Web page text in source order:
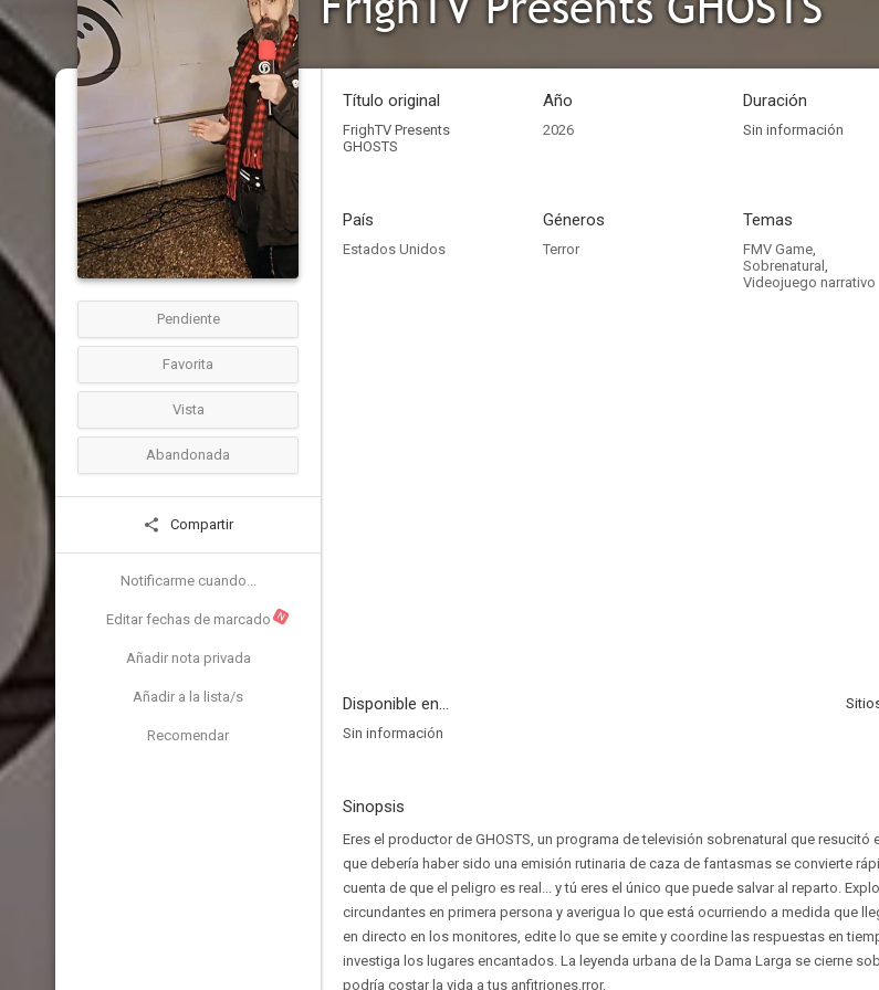
Pendiente
Favorita
Vista
Abandonada
Compartir
Notificarme cuando...
Editar fechas de marcado N
Añadir nota privada
Añadir a la lista/s
Recomendar
Título original
FrighTV Presents
GHOSTS
Año
2026
Duración
Sin información
País
Estados Unidos
Géneros
Terror
Temas
FMV Game,
Sobrenatural ,
Videojuego narrativo
Disponible en...
Sin información
Sinopsis
Eres el productor de GHOSTS, un programa de televisión sobrenatural que resucitó
que debería haber sido una emisión rutinaria de caza de fantasmas se convierte
cuenta de que el peligro es real... y tú eres el único que puede salvar al reparto.
circundantes en primera persona y averigua lo que está ocurriendo a medida que
en directo en los monitores, edite lo que se emite y coordine las respuestas en
investiga los lugares encantados. La leyenda urbana de la Dama Larga se cierne
podría costar la vida a tus anfitriones.rror.